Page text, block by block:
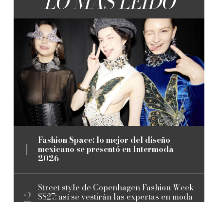
Fashion Space: lo mejor del diseño
mexicano se presentó en Intermoda
2026
Street style de Copenhagen Fashion Week
SS27: así se vestirán las expertas en moda